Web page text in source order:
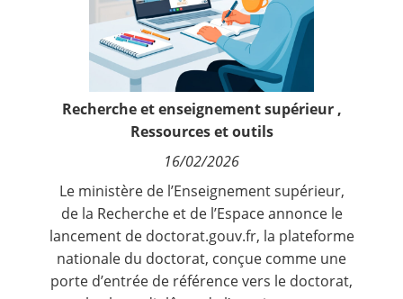
Recherche et enseignement supérieur,
Ressources et outils
16/02/2026
Le ministère de l’Enseignement supérieur,
de la Recherche et de l’Espace annonce le
lancement de doctorat.gouv.fr, la plateforme
nationale du doctorat, conçue comme une
porte d’entrée de référence vers le doctorat,